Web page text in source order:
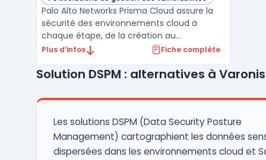
Palo Alto Networks Prisma Cloud assure la
sécurité des environnements cloud à
chaque étape, de la création au
déploiement. Les équipes sécurité et
des vecteurs d'attaque et à la complexité
centralisant la surveillance et la go ...
Plus d’infos Fiche complète
Solution DSPM : alternatives à Varonis
Les solutions DSPM (Data Security Posture
Management) cartographient les données
dispersées dans les environnements cloud et